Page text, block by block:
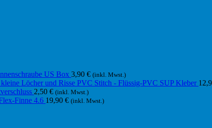
US Box 3,90 € (inkl. Mwst.)
PVC Stitch - Flüssig-PVC SUP Kleber
2,50 € (inkl. Mwst.)
Finne 4.6 19,90 € (inkl. Mwst.)